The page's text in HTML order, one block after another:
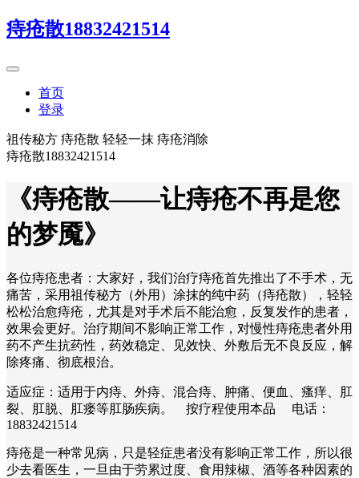
痔疮散18832421514
首页
登录
祖传秘方 痔疮散 轻轻一抹 痔疮消除
痔疮散18832421514
《痔疮散——让痔疮不再是您
的梦魇》
各位痔疮患者：大家好，我们治疗痔疮首先推出了不手术，无
痛苦，采用祖传秘方（外用）涂抹的纯中药（痔疮散），轻轻
松松治愈痔疮，尤其是对手术后不能治愈，反复发作的患者，
效果会更好。治疗期间不影响正常工作，对慢性痔疮患者外用
药不产生抗药性，药效稳定、见效快、外敷后无不良反应，解
除疼痛、彻底根治。
适应症：适用于内痔、外痔、混合痔、肿痛、便血、瘙痒、肛
裂、肛脱、肛瘘等肛肠疾病。 按疗程使用本品 电话：
18832421514
痔疮是一种常见病，只是轻症患者没有影响正常工作，所以很
少去看医生，一旦由于劳累过度、食用辣椒、酒等各种因素的